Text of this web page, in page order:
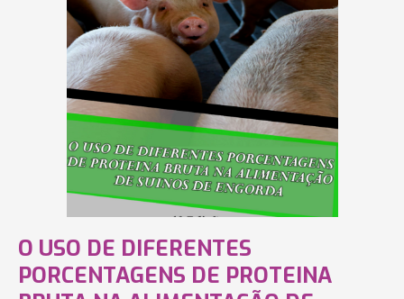
O USO DE DIFERENTES
PORCENTAGENS DE PROTEINA